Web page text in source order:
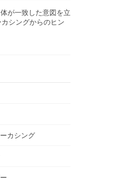
が一致した意図を立
シングからのヒン
カシング